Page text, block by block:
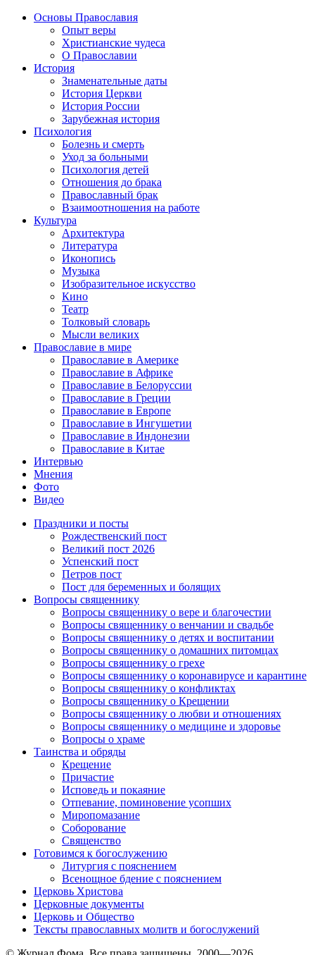
Основы Православия
Опыт веры
Христианские чудеса
О Православии
История
Знаменательные даты
История Церкви
История России
Зарубежная история
Психология
Болезнь и смерть
Уход за больными
Психология детей
Отношения до брака
Православный брак
Взаимоотношения на работе
Культура
Архитектура
Литература
Иконопись
Музыка
Изобразительное искусство
Кино
Театр
Толковый словарь
Мысли великих
Православие в мире
Православие в Америке
Православие в Африке
Православие в Белоруссии
Православие в Греции
Православие в Европе
Православие в Ингушетии
Православие в Индонезии
Православие в Китае
Интервью
Мнения
Фото
Видео
Праздники и посты
Рождественский пост
Великий пост 2026
Успенский пост
Петров пост
Пост для беременных и болящих
Вопросы священнику
Вопросы священнику о вере и благочестии
Вопросы священнику о венчании и свадьбе
Вопросы священнику о детях и воспитании
Вопросы священнику о домашних питомцах
Вопросы священнику о грехе
Вопросы священнику о коронавирусе и карантине
Вопросы священнику о конфликтах
Вопросы священнику о Крещении
Вопросы священнику о любви и отношениях
Вопросы священнику о медицине и здоровье
Вопросы о храме
Таинства и обряды
Крещение
Причастие
Исповедь и покаяние
Отпевание, поминовение усопших
Миропомазание
Соборование
Священство
Готовимся к богослужению
Литургия с пояснением
Всенощное бдение с пояснением
Церковь Христова
Церковные документы
Церковь и Общество
Тексты православных молитв и богослужений